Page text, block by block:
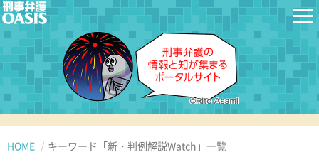
HOME キーワード「新・判例解説Watch」一覧